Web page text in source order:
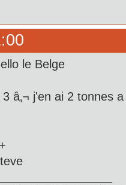
le Belge
3 â‚¬ j'en ai 2 tonnes